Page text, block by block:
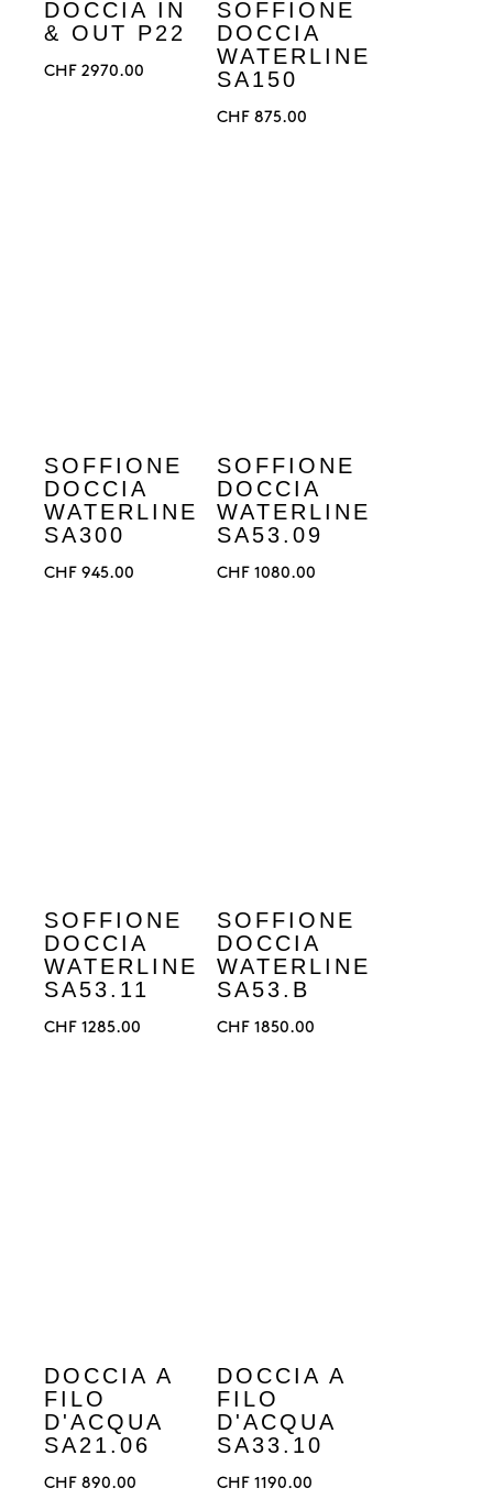
DOCCIA IN
& OUT P22
CHF 2970.00
SOFFIONE
DOCCIA
WATERLINE
SA150
CHF875.00
SOFFIONE
DOCCIA
WATERLINE
SA300
CHF 945.00
SOFFIONE
DOCCIA
WATERLINE
SA53.09
CHF1080.00
SOFFIONE
DOCCIA
WATERLINE
SA53.11
CHF 1285.00
SOFFIONE
DOCCIA
WATERLINE
SA53.B
CHF 1850.00
DOCCIA A
FILO
D'ACQUA
SA21.06
CHF 890.00
DOCCIA A
FILO
D'ACQUA
SA33.10
CHF 1190.00